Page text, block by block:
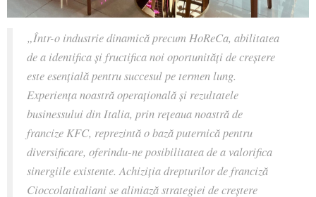
„Într-o industrie dinamică precum HoReCa, abilitatea
de a identifica și fructifica noi oportunități de creștere
este esențială pentru succesul pe termen lung.
Experiența noastră operațională și rezultatele
businessului din Italia, prin rețeaua noastră de
francize KFC, reprezintă o bază puternică pentru
diversificare, oferindu-ne posibilitatea de a valorifica
sinergiile existente. Achiziția drepturilor de franciză
Cioccolatitaliani se aliniază strategiei de creștere